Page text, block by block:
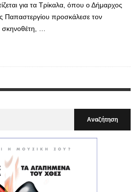
για τα Τρίκαλα, όπου ο Δήμαρχος
Παπαστεργίου προσκάλεσε τον
σκηνοθέτη, …